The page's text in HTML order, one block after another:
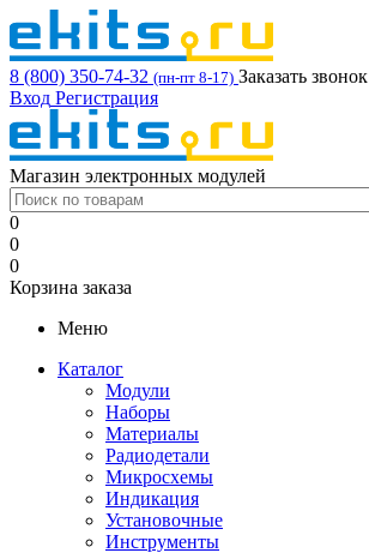
8 (800) 350-74-32 (пн-пт 8-17) Заказать звонок
Вход Регистрация
Магазин электронных модулей
0
0
0
Корзина заказа
Меню
Каталог
Модули
Наборы
Материалы
Радиодетали
Микросхемы
Индикация
Установочные
Инструменты